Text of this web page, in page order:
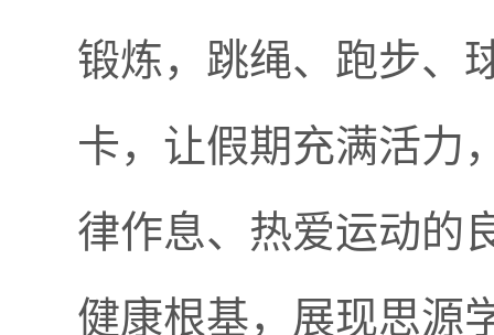
锻炼，跳绳、跑步、
卡，让假期充满活力
律作息、热爱运动的
健康根基，展现思源